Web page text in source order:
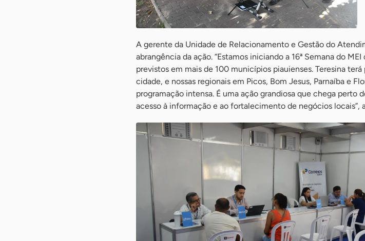
A gerente da Unidade de Relacionamento e Gestão do
abrangência da ação. “Estamos iniciando a 16ª Semana do
previstos em mais de 100 municípios piauienses. Teresina
cidade, e nossas regionais em Picos, Bom Jesus, Parnaíba e
programação intensa. É uma ação grandiosa que chega perto
acesso à informação e ao fortalecimento de negócios locais”,